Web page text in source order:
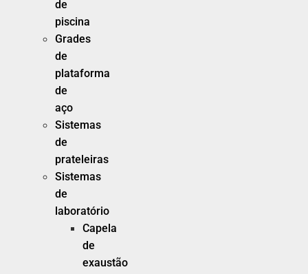
de
piscina
Grades
de
plataforma
de
aço
Sistemas
de
prateleiras
Sistemas
de
laboratório
Capela
de
exaustão